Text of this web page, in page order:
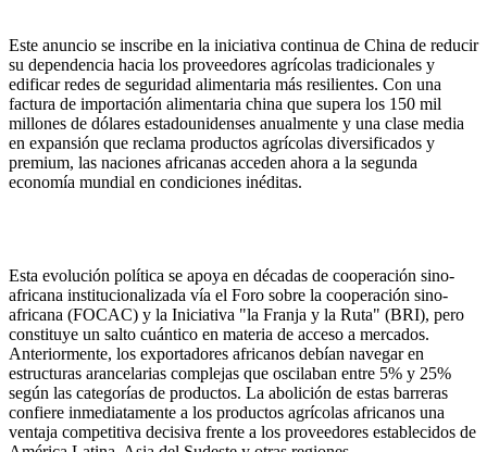
Este anuncio se inscribe en la iniciativa continua de China de reducir
su dependencia hacia los proveedores agrícolas tradicionales y
edificar redes de seguridad alimentaria más resilientes. Con una
factura de importación alimentaria china que supera los 150 mil
millones de dólares estadounidenses anualmente y una clase media
en expansión que reclama productos agrícolas diversificados y
premium, las naciones africanas acceden ahora a la segunda
economía mundial en condiciones inéditas.
Esta evolución política se apoya en décadas de cooperación sino-
africana institucionalizada vía el Foro sobre la cooperación sino-
africana (FOCAC) y la Iniciativa "la Franja y la Ruta" (BRI), pero
constituye un salto cuántico en materia de acceso a mercados.
Anteriormente, los exportadores africanos debían navegar en
estructuras arancelarias complejas que oscilaban entre 5% y 25%
según las categorías de productos. La abolición de estas barreras
confiere inmediatamente a los productos agrícolas africanos una
ventaja competitiva decisiva frente a los proveedores establecidos de